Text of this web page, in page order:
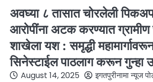
अवघ्या ८ तासात चोरलेली
आरोपींना अटक करण्यात
शाखेला यश : समृद्धी
सिनेस्टाईल पाठलाग करून गुन्हा
August 14, 2025 इगतपुरीनामा न्यूज